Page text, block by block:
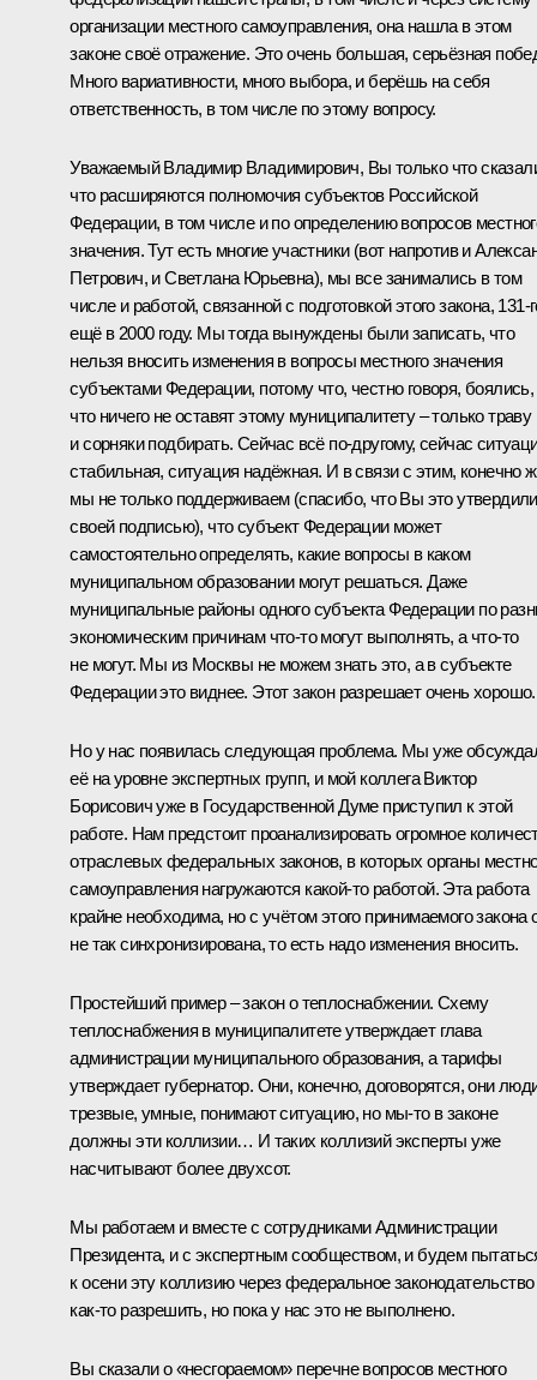
организации местного самоуправления, она нашла в этом
законе своё отражение. Это очень большая, серьёзная
Много вариативности, много выбора, и берёшь на себя
ответственность, в том числе по этому вопросу.
Уважаемый Владимир Владимирович, Вы только что
что расширяются полномочия субъектов Российской
Федерации, в том числе и по определению вопросов
значения. Тут есть многие участники (вот напротив и
Петрович, и Светлана Юрьевна), мы все занимались в том
числе и работой, связанной с подготовкой этого закона, 131-
ещё в 2000 году. Мы тогда вынуждены были записать, что
нельзя вносить изменения в вопросы местного значения
субъектами Федерации, потому что, честно говоря, боялись,
что ничего не оставят этому муниципалитету – только траву
и сорняки подбирать. Сейчас всё по‑другому, сейчас
стабильная, ситуация надёжная. И в связи с этим, конечно
мы не только поддерживаем (спасибо, что Вы это утвердили
своей подписью), что субъект Федерации может
самостоятельно определять, какие вопросы в каком
муниципальном образовании могут решаться. Даже
муниципальные районы одного субъекта Федерации по
экономическим причинам что‑то могут выполнять, а что‑то
не могут. Мы из Москвы не можем знать это, а в субъекте
Федерации это виднее. Этот закон разрешает очень хорошо.
Но у нас появилась следующая проблема. Мы уже
её на уровне экспертных групп, и мой коллега Виктор
Борисович уже в Государственной Думе приступил к этой
работе. Нам предстоит проанализировать огромное
отраслевых федеральных законов, в которых органы
самоуправления нагружаются какой‑то работой. Эта работа
крайне необходима, но с учётом этого принимаемого закона
не так синхронизирована, то есть надо изменения вносить.
Простейший пример – закон о теплоснабжении. Схему
теплоснабжения в муниципалитете утверждает глава
администрации муниципального образования, а тарифы
утверждает губернатор. Они, конечно, договорятся, они
трезвые, умные, понимают ситуацию, но мы‑то в законе
должны эти коллизии… И таких коллизий эксперты уже
насчитывают более двухсот.
Мы работаем и вместе с сотрудниками Администрации
Президента, и с экспертным сообществом, и будем
к осени эту коллизию через федеральное законодательство
как‑то разрешить, но пока у нас это не выполнено.
Вы сказали о «несгораемом» перечне вопросов местного